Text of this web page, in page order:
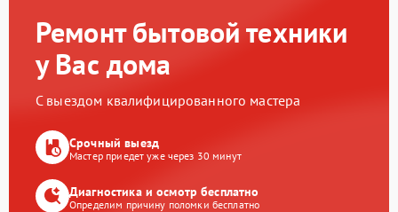
Ремонт бытовой техники
у Вас дома
С выездом квалифицированного мастера
Срочный выезд
Мастер приедет уже через 30 минут
Диагностика и осмотр бесплатно
Определим причину поломки бесплатно